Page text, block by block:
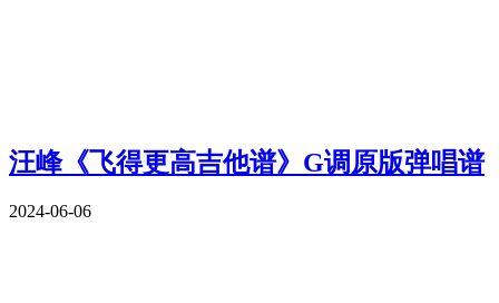
汪峰《飞得更高吉他谱》G调原版弹唱谱
2024-06-06